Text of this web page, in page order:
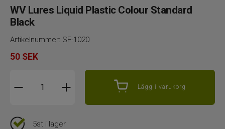
WV Lures Liquid Plastic Colour Standard
Black
Artikelnummer: SF-1020
50 SEK
Lägg i varukorg
5st i lager